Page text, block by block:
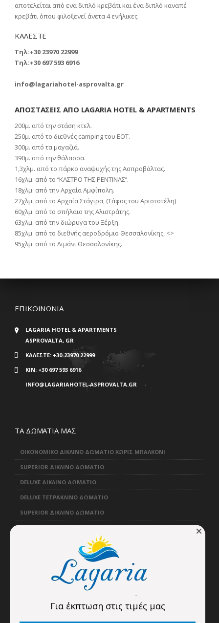
αποτελείται από ενα διπλό κρεβάτι και ένα διπλό καναπέ
κρεβάτι όπου φιλοξενεί άνετα 4 ενήλικες.
ΚΑΛΕΣΤΕ
Tηλ:+30 23970 22999
Tηλ:+30 697 593 6916
info@lagariahotel-asprovalta.gr
ΑΠΟΣΤΑΣΕΙΣ ΑΠΟ LAGARIA HOTEL & APARTMENTS
200μ. από την στάση κτελ.
250μ. από το διεθνές camping του ΕΟΤ.
300μ. από τα μαγαζιά.
390μ. από την θάλασσα.
1,3χλμ. από το πάρκο αναψυχής της Ασπροβάλτας.
16χλμ. από το ‘’ΚΑΣΤΡΟ ΤΗΣ ΡΕΝΤΙΝΑΣ’’.
18χλμ. από την Αρχαία Αμφίπολη.
27χλμ. από τα Αρχαία Στάγιρα, (Τάφος του Αριστοτέλη)
60χλμ. από το σπήλαιο της Αλιστράτης.
63χλμ. από την διώρυγα του Ξέρξη.
85χλμ. από το διεθνής αεροδρόμιο Θεσσαλονίκης, <>
95χλμ. από το Λιμάνι Θεσσαλονίκης.
ΕΠΙΚΟΙΝΩΝΙΑ
LAGARIA HOTEL & APARTMENTS
ASPROVALTA, GR
ΚΑΛΕΣΤΕ: +30-23970 22999
ΚIN: +30 697 593 6916
INFO@LAGARIAHOTEL-ASPROVALTA.GR
ΤΑ ΔΩΜΑΤΙΑ ΜΑΣ
ΟΙΚΟΝΟΜΙΚΟ ΔΙΚΛΙΝΟ ΔΩΜΑΤΙΟ ΧΩΡΙΣ ΜΠΑΛΚΟΝΙ
SUPERIOR ΔΙΚΛΙΝΟ ΔΩΜΑΤΙΟ
DELUXE ΔΙΚΛΙΝΟ ΔΩΜΑΤΙΟ
DELUXE ΤΕΤΡΑΚΛΙΝΟ ΔΩΜΑΤΙΟ
SUPERIOR ΔΙΚΛΙΝΟ ΔΩΜΑΤΙΟ
ΦΟΡΜΑ ΚΡΑΤΗΣΗΣ
ΦΟΡΜΑ ΕΠΙΚΟΙΝΩΝΙΑΣ
Για έκπτωση στις τιμές μας